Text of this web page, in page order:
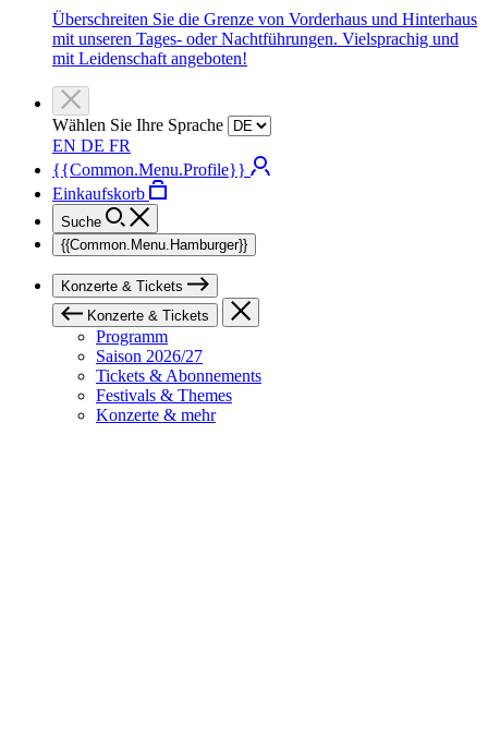
Überschreiten Sie die Grenze von Vorderhaus und Hinterhaus
mit unseren Tages- oder Nachtführungen. Vielsprachig und
mit Leidenschaft angeboten!
Wählen Sie Ihre Sprache
EN DE FR
{{Common.Menu.Profile}}
Einkaufskorb
Suche
{{Common.Menu.Hamburger}}
Konzerte & Tickets
Konzerte & Tickets
Programm
Saison 2026/27
Tickets & Abonnements
Festivals & Themes
Konzerte & mehr